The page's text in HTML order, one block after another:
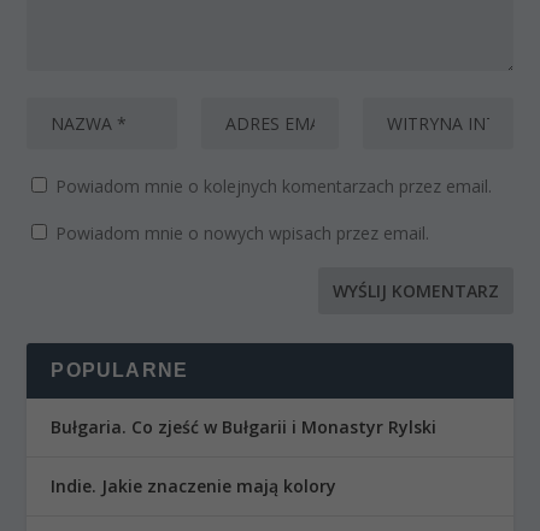
Powiadom mnie o kolejnych komentarzach przez email.
Powiadom mnie o nowych wpisach przez email.
POPULARNE
Bułgaria. Co zjeść w Bułgarii i Monastyr Rylski
Indie. Jakie znaczenie mają kolory